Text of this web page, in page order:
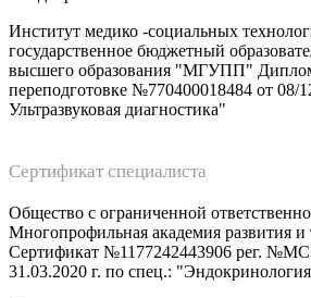
Институт медико -социальных
государственное бюджетный
высшего образования "МГУПП"
переподготовке №770400018484 от 08/
Ультразвуковая диагностика"
Сертификат специалиста
Общество с ограниченной
Многопрофильная академия развития и
Сертификат №1177242443906 рег.
31.03.2020 г. по спец.: